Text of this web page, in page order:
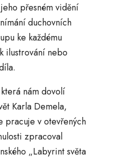
přesném vidění
duchovních
ke každému
ilustrování nebo
nám dovolí
Karla Demela,
pracuje v otevřených
zpracoval
„Labyrint světa